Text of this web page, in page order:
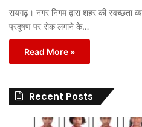
रायगढ़। नगर निगम द्वारा शहर की
प्रदूषण पर रोक लगाने के…
Read More »
Recent Posts